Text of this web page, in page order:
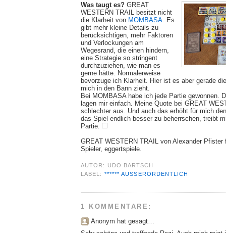
Was taugt es? GREAT
WESTERN TRAIL besitzt nicht
die Klarheit von MOMBASA . Es
gibt mehr kleine Details zu
berücksichtigen, mehr Faktoren
und Verlockungen am
Wegesrand, die einen hindern,
eine Strategie so stringent
durchzuziehen, wie man es
gerne hätte. Normalerweise
bevorzuge ich Klarheit. Hier ist es aber gerade
mich in den Bann zieht.
Bei MOMBASA habe ich jede Partie gewonnen.
lagen mir einfach. Meine Quote bei GREAT
schlechter aus. Und auch das erhöht für mich
das Spiel endlich besser zu beherrschen, treibt
Partie.
GREAT WESTERN TRAIL von Alexander Pfister
Spieler, eggertspiele.
AUTOR:
UDO BARTSCH
LABEL: ****** AUSSERORDENTLICH
1 KOMMENTARE:
Anonym hat gesagt…